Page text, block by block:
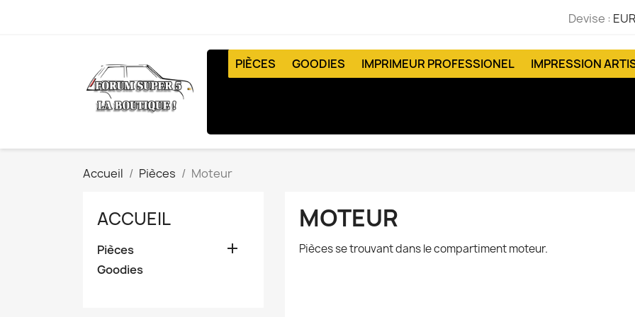
Devise :
PIÈCES GOODIES IMPRIMEUR PROFESSIONEL IMPRESSION
Accueil Pièces Moteur
ACCUEIL
Pièces 
Goodies
MOTEUR
Pièces se trouvant dans le compartiment moteur.